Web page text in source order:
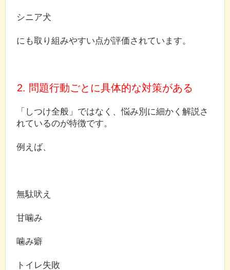
シニア犬
にも取り組みやすい点が評価されています。
2. 問題行動ごとに具体的な対策がある
「しつけ全般」ではなく、悩み別に細かく解説さ
れているのが特徴です。
例えば、
無駄吠え
甘噛み
噛み癖
トイレ失敗